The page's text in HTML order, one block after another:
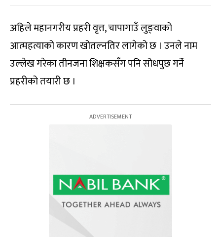
अहिले महानगरीय प्रहरी वृत्त, चापागाउँ लुङ्वाको
आत्महत्याको कारण खोतल्नतिर लागेको छ । उनले नाम
उल्लेख गरेका तीनजना शिक्षकसँग पनि सोधपुछ गर्ने
प्रहरीको तयारी छ ।